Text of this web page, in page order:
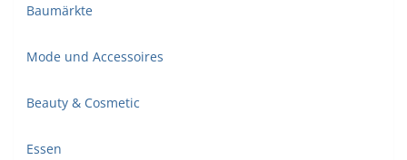
Baumärkte
Mode und Accessoires
Beauty & Cosmetic
Essen